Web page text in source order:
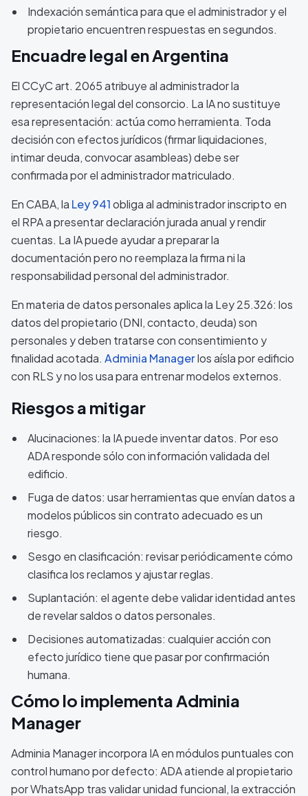
Indexación semántica para que el administrador y el
propietario encuentren respuestas en segundos.
Encuadre legal en Argentina
El CCyC art. 2065 atribuye al administrador la
representación legal del consorcio. La IA no sustituye
esa representación: actúa como herramienta. Toda
decisión con efectos jurídicos (firmar liquidaciones,
intimar deuda, convocar asambleas) debe ser
confirmada por el administrador matriculado.
En CABA, la Ley 941obliga al administrador inscripto en
el RPA a presentar declaración jurada anual y rendir
cuentas. La IA puede ayudar a preparar la
documentación pero no reemplaza la firma ni la
responsabilidad personal del administrador.
En materia de datos personales aplica la Ley 25.326: los
datos del propietario (DNI, contacto, deuda) son
personales y deben tratarse con consentimiento y
finalidad acotada. Adminia Managerlos aísla por edificio
con RLS y no los usa para entrenar modelos externos.
Riesgos a mitigar
Alucinaciones: la IA puede inventar datos. Por eso
ADA responde sólo con información validada del
edificio.
Fuga de datos: usar herramientas que envían datos a
modelos públicos sin contrato adecuado es un
riesgo.
Sesgo en clasificación: revisar periódicamente cómo
clasifica los reclamos y ajustar reglas.
Suplantación: el agente debe validar identidad antes
de revelar saldos o datos personales.
Decisiones automatizadas: cualquier acción con
efecto jurídico tiene que pasar por confirmación
humana.
Cómo lo implementa Adminia
Manager
Adminia Manager incorpora IA en módulos puntuales con
control humano por defecto: ADA atiende al propietario
por WhatsApp tras validar unidad funcional, la extracción